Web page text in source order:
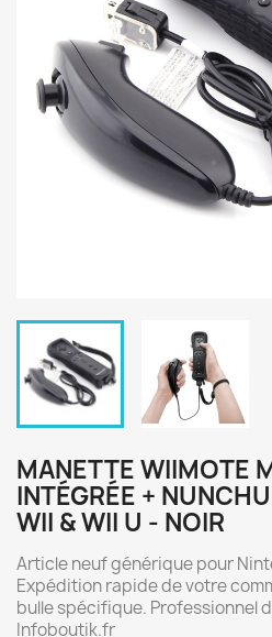
MANETTE WIIMOTE
INTÉGRÉE +
WII & WII U - NOIR
Article neuf générique pour
Expédition rapide de votre
bulle spécifique. Professionnel
Infoboutik.fr